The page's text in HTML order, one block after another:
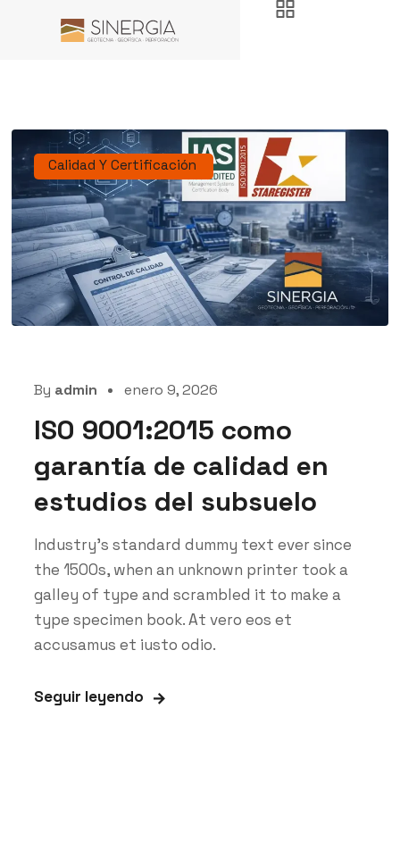
Calidad Y Certificación
By admin enero 9, 2026
ISO 9001:2015 como
garantía de calidad en
estudios del subsuelo
Industry’s standard dummy text ever since
the 1500s, when an unknown printer took a
galley of type and scrambled it to make a
type specimen book. At vero eos et
accusamus et iusto odio.
Seguir leyendo